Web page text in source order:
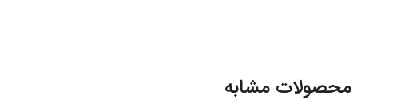
محصولات مشابه